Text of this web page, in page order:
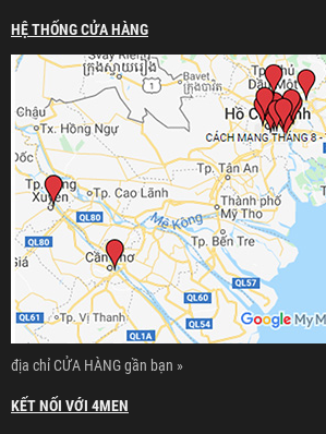
HỆ THỐNG CỬA HÀNG
địa chỉ CỬA HÀNG gần bạn »
KẾT NỐI VỚI 4MEN